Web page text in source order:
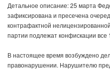
Детальное описание: 25 марта
зафиксирована и пресечена
контрафактной
партии подлежат конфискации все
В настоящее время возбуждено
правонарушении. Нарушителю